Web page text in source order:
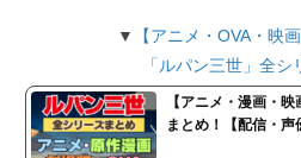
▼
【アニメ・OVA・映
「ルパン三世」全シ
【アニメ・漫画・
まとめ！【配信・声